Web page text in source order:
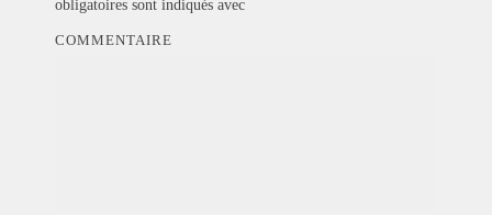
obligatoires sont indiqués avec
COMMENTAIRE